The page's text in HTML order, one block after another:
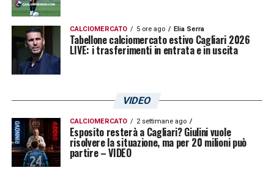
CALCIOMERCATO 5 ore ago Elia Serra
Tabellone calciomercato estivo Cagliari 2026
LIVE: i trasferimenti in entrata e in uscita
VIDEO
CALCIOMERCATO 2 settimane ago
Esposito resterà a Cagliari? Giulini vuole
risolvere la situazione, ma per 20 milioni può
partire – VIDEO